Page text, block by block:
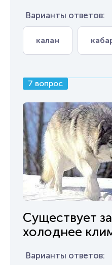
Варианты ответов:
калан
7 вопрос
Существует
холоднее
Варианты ответов: